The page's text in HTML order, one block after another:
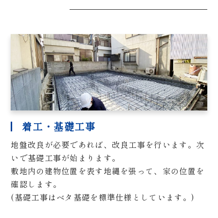
着工・基礎工事
地盤改良が必要であれば、改良工事を行います。次
いで基礎工事が始まります。
敷地内の建物位置を表す地縄を張って、家の位置を
確認します。
(基礎工事はベタ基礎を標準仕様としています。)